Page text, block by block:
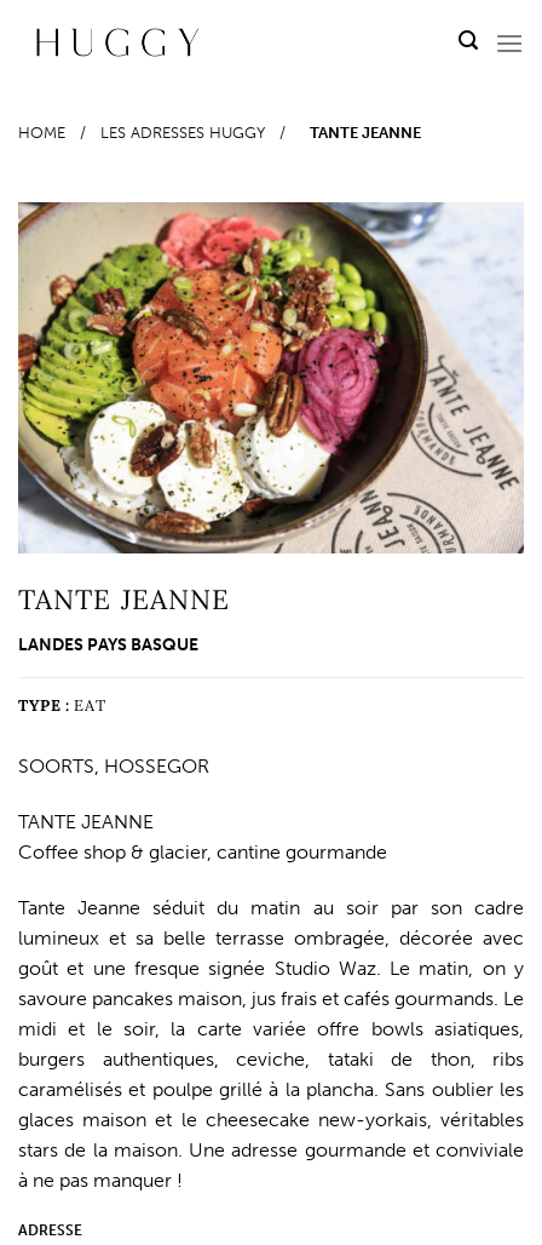
HOME / LES ADRESSES HUGGY / TANTE JEANNE
TANTE JEANNE
LANDES PAYS BASQUE
TYPE : EAT
SOORTS, HOSSEGOR
TANTE JEANNE
Coffee shop & glacier, cantine gourmande
Tante Jeanne séduit du matin au soir par son cadre
lumineux et sa belle terrasse ombragée, décorée avec
goût et une fresque signée Studio Waz. Le matin, on y
savoure pancakes maison, jus frais et cafés gourmands. Le
midi et le soir, la carte variée offre bowls asiatiques,
burgers authentiques, ceviche, tataki de thon, ribs
caramélisés et poulpe grillé à la plancha. Sans oublier les
glaces maison et le cheesecake new-yorkais, véritables
stars de la maison. Une adresse gourmande et conviviale
à ne pas manquer !
ADRESSE